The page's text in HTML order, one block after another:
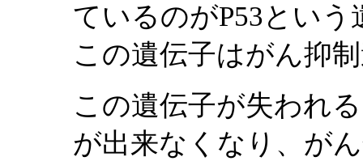
ているのがP53という
この遺伝子はがん抑
この遺伝子が失われ
が出来なくなり、が